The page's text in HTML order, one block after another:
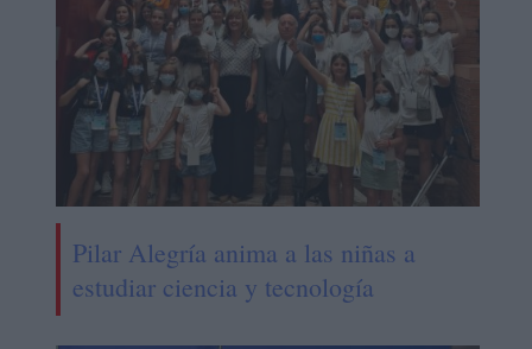
Pilar Alegría anima a las niñas a
estudiar ciencia y tecnología